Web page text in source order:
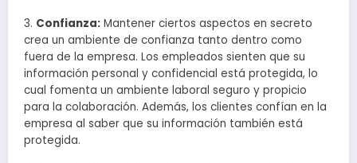
3. Confianza: Mantener ciertos aspectos en secreto
crea un ambiente de confianza tanto dentro como
fuera de la empresa. Los empleados sienten que su
información personal y confidencial está protegida, lo
cual fomenta un ambiente laboral seguro y propicio
para la colaboración. Además, los clientes confían en la
empresa al saber que su información también está
protegida.